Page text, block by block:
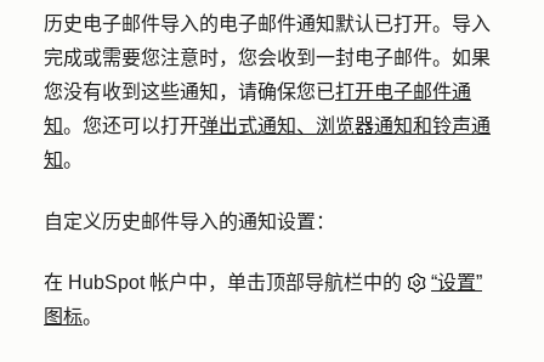
历史电子邮件导入的电子邮件通知默认已打开。导入
完成或需要您注意时，您会收到一封电子邮件。如果
您没有收到这些通知，请确保您已打开电子邮件通
知。您还可以打开弹出式通知、浏览器通知和铃声通
知。
自定义历史邮件导入的通知设置：
在 HubSpot 帐户中，单击顶部导航栏中的
“设置”
图标。